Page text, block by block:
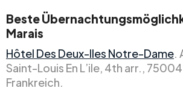
Beste
Marais
Hôtel Des Deux-Iles Notre-Dame.
Saint-Louis En L’ile, 4th arr., 75004
Frankreich.